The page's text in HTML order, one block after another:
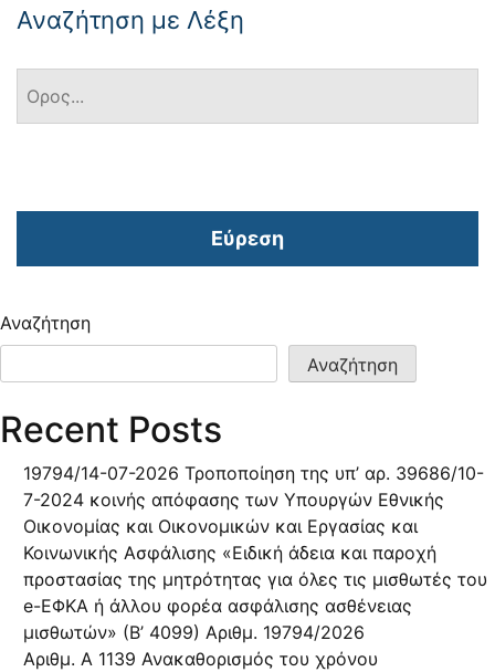
Αναζήτηση με Λέξη
Εύρεση
Αναζήτηση
Αναζήτηση
Recent Posts
19794/14-07-2026 Τροποποίηση της υπ’ αρ. 39686/10-
7-2024 κοινής απόφασης των Υπουργών Εθνικής
Οικονομίας και Οικονομικών και Εργασίας και
Κοινωνικής Ασφάλισης «Ειδική άδεια και παροχή
προστασίας της μητρότητας για όλες τις μισθωτές του
e-ΕΦΚΑ ή άλλου φορέα ασφάλισης ασθένειας
μισθωτών» (Β’ 4099) Αριθμ. 19794/2026
Αριθμ. Α 1139 Ανακαθορισμός του χρόνου